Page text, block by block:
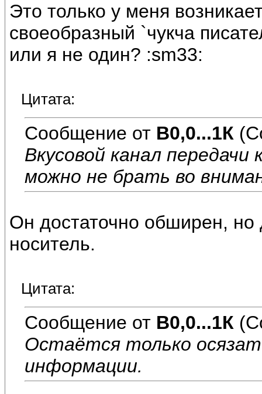
Это только у меня
своеобразный `чукча
или я не один? :sm33:
Цитата:
Сообщение от В0,0...1К
Вкусовой канал передачи
можно не брать во
Он достаточно обширен,
носитель.
Цитата:
Сообщение от В0,0...1К
Остаётся только
информации.